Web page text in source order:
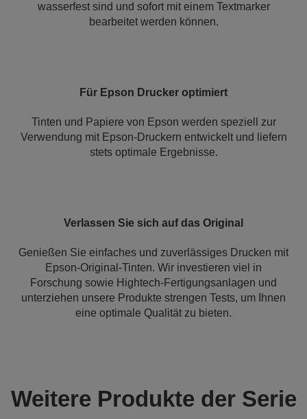
wasserfest sind und sofort mit einem Textmarker
bearbeitet werden können.
Für Epson Drucker optimiert
Tinten und Papiere von Epson werden speziell zur
Verwendung mit Epson-Druckern entwickelt und liefern
stets optimale Ergebnisse.
Verlassen Sie sich auf das Original
Genießen Sie einfaches und zuverlässiges Drucken mit
Epson-Original-Tinten. Wir investieren viel in
Forschung sowie Hightech-Fertigungsanlagen und
unterziehen unsere Produkte strengen Tests, um Ihnen
eine optimale Qualität zu bieten.
Weitere Produkte der Serie